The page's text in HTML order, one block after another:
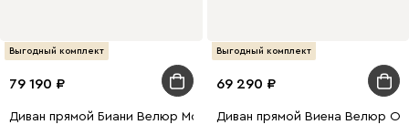
Выгодный комплект
79 190
Диван прямой Биани Велюр Молочный
Выгодный комплект
69 290
Диван прямой Виена Велюр